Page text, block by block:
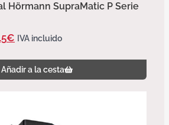
Hörmann SupraMatic P Serie
€ IVA incluido
Añadir a la cesta